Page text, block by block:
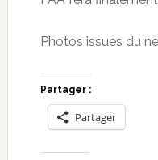
Photos issues du
Partager :
Partager